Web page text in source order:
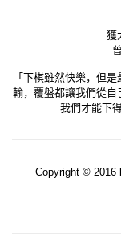
獲
「下棋雖然快樂，但
輸，覆盤都讓我們從自
我們才能下
Copyright © 2016